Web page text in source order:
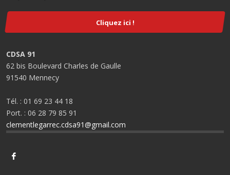
Cliquez ici !
CDSA 91
62 bis Boulevard Charles de Gaulle
91540 Mennecy
Tél. : 01 69 23 44 18
Port. : 06 28 79 85 91
clementlegarrec.cdsa91@gmail.com